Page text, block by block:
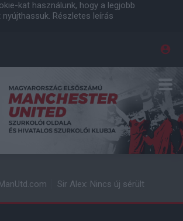
kat használunk, hogy a legjobb
Részletes leírás
Sir Alex: Nincs új sérült